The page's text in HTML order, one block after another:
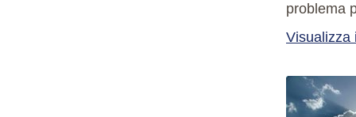
problema
Visualizza